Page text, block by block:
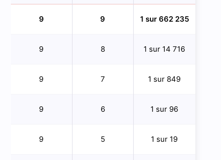
9 9 1 sur 662 235
9 8 1 sur 14 716
9 7 1 sur 849
9 6 1 sur 96
9 5 1 sur 19